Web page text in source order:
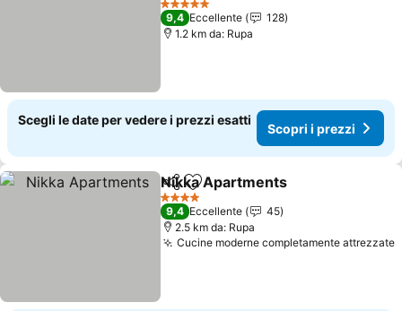
5 Stelle
9,4 Eccellente
128
1.2 km da: Rupa
Scegli le date per vedere i prezzi esatti
Scopri i prezzi
CondividiAggiungi ai preferiti
Nikka Apartments
4 Stelle
9,4 Eccellente
45
2.5 km da: Rupa
Cucine moderne completamente attrezzate